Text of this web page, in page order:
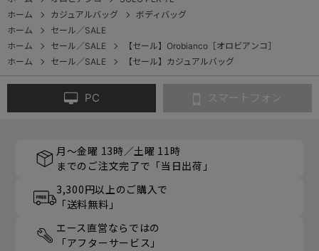
ホーム
カジュアルバッグ
ボディバッグ
ホーム
セール／SALE
ホーム
セール／SALE
【セール】Orobianco［オロビアンコ］
ホーム
セール／SALE 【セール】カジュアルバッグ
PC スマートフォン
月～金曜 13時／土曜 11時
までのご注文完了で「当日出荷」
3,300円以上のご購入で
「送料無料」
エース直営ならではの
「アフターサービス」